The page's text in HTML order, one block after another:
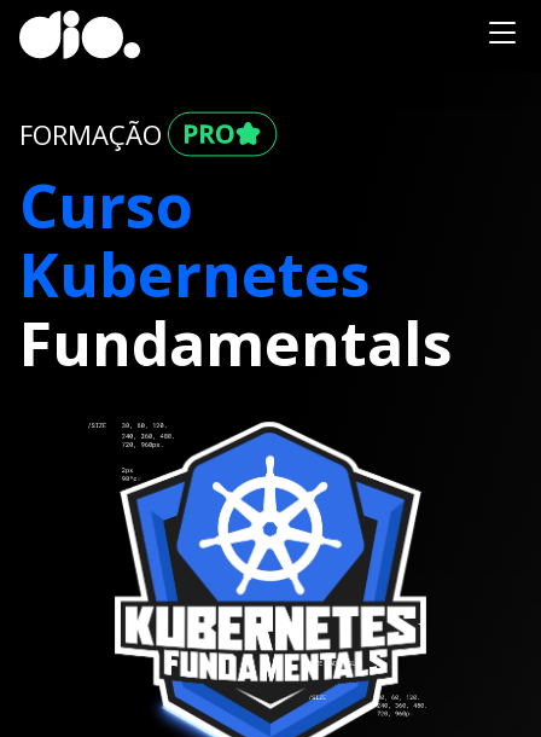
FORMAÇÃO
Curso
Kubernetes
Fundamentals